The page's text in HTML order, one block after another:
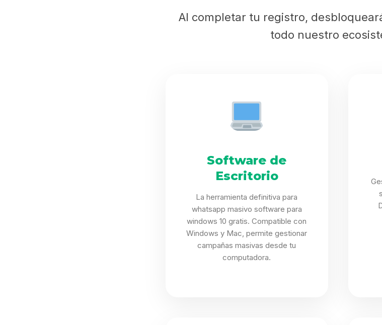
Al completar tu registro,
todo nuestro
Software de
Escritorio
La herramienta definitiva para
whatsapp masivo software para
windows 10 gratis. Compatible con
Windows y Mac, permite gestionar
campañas masivas desde tu
computadora.